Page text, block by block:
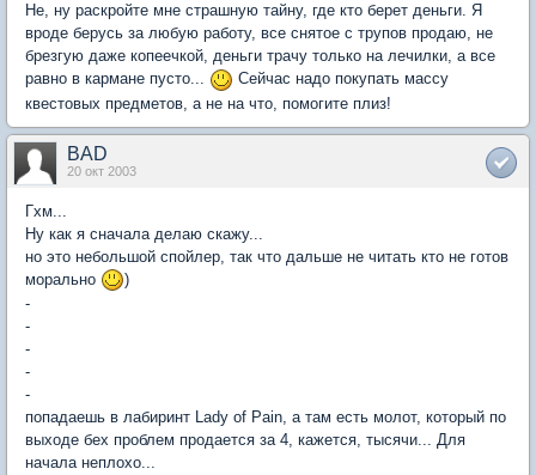
Не, ну раскройте мне страшную тайну, где кто берет деньги. Я
вроде берусь за любую работу, все снятое с трупов продаю, не
брезгую даже копеечкой, деньги трачу только на лечилки, а все
равно в кармане пусто...
Сейчас надо покупать массу
квестовых предметов, а не на что, помогите плиз!
BAD
20 окт 2003
Гхм...
Ну как я сначала делаю скажу...
но это небольшой спойлер, так что дальше не читать кто не готов
морально
)
-
-
-
-
-
попадаешь в лабиринт Lady of Pain, а там есть молот, который по
выходе бех проблем продается за 4, кажется, тысячи... Для
начала неплохо...